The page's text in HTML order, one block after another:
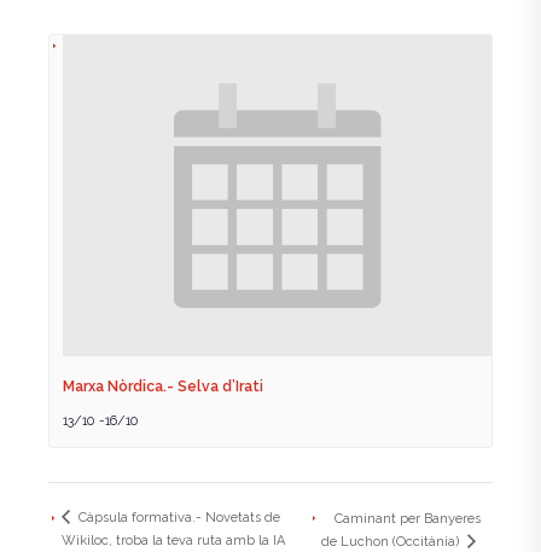
Marxa Nòrdica.- Selva d’Irati
13/10 -16/10
Càpsula formativa.- Novetats de
Wikiloc, troba la teva ruta amb la IA
Caminant per Banyeres
de Luchon (Occitània)